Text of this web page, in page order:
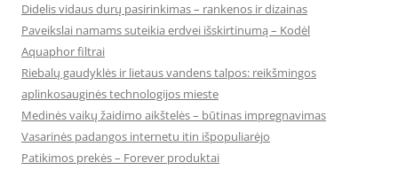
Didelis vidaus durų pasirinkimas – rankenos ir dizainas
Paveikslai namams suteikia erdvei išskirtinumą – Kodėl
Aquaphor filtrai
Riebalų gaudyklės ir lietaus vandens talpos: reikšmingos
aplinkosauginės technologijos mieste
Medinės vaikų žaidimo aikštelės – būtinas impregnavimas
Vasarinės padangos internetu itin išpopuliarėjo
Patikimos prekės – Forever produktai